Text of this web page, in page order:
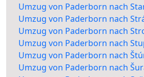
Umzug von Paderborn nach
Umzug von Paderborn nach
Umzug von Paderborn nach
Umzug von Paderborn nach
Umzug von Paderborn nach
Umzug von Paderborn nach